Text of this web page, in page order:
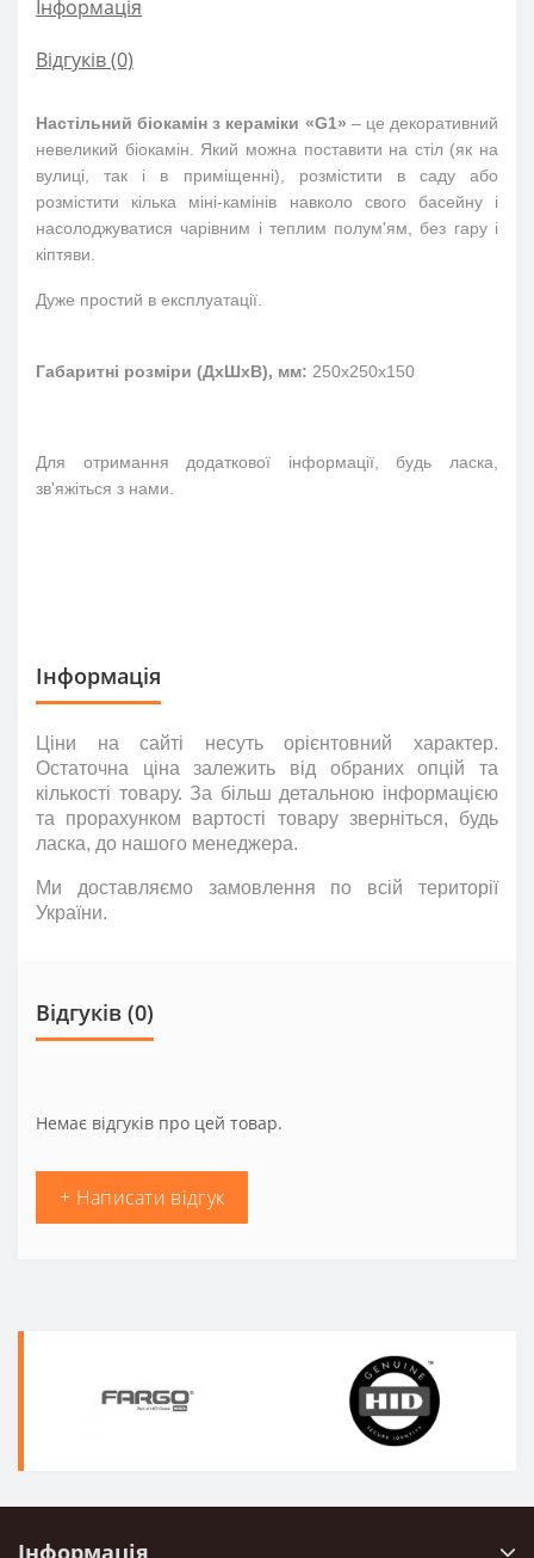
Інформація
Відгуків (0)
Настільний біокамін з кераміки «G1» – це декоративний
невеликий біокамін. Який можна поставити на стіл (як на
вулиці, так і в приміщенні), розмістити в саду або
розмістити кілька міні-камінів навколо свого басейну і
насолоджуватися чарівним і теплим полум'ям, без гару і
кіптяви.
Дуже простий в експлуатації.
Габаритні розміри (ДхШхВ), мм: 250х250х150
Для отримання додаткової інформації, будь ласка,
зв'яжіться з нами.
Інформація
Ціни на сайті несутьорієнтовний характер.
Остаточна ціна залежить від обраних опцій та
кількості товару. За більш детальною інформацією
та прорахунком вартості товару зверніться, будь
ласка, до нашого менеджера.
Ми доставляємо замовлення по всій території
України.
Відгуків (0)
Немає відгуків про цей товар.
+ Написати відгук
Інформація